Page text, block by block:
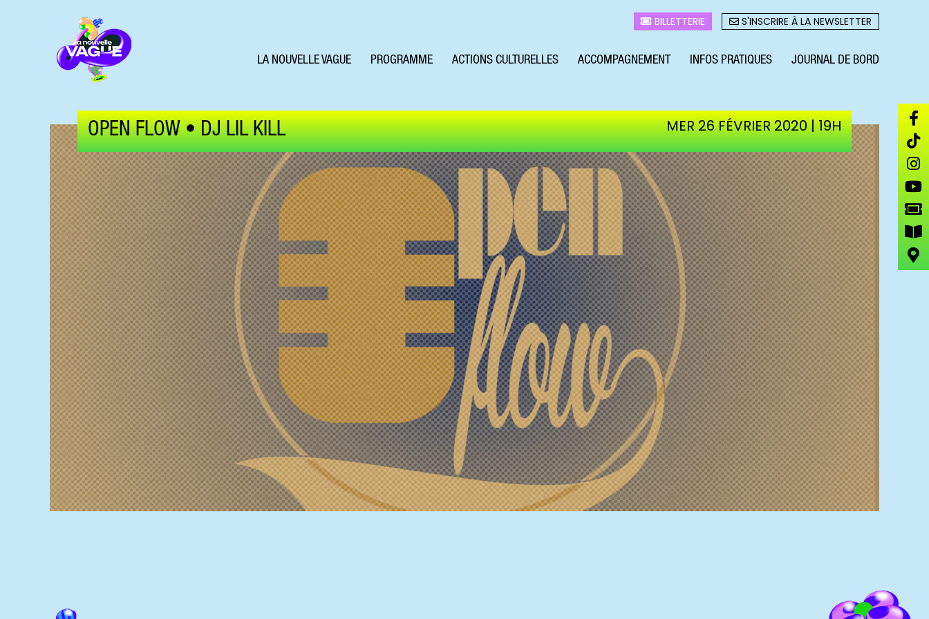
BILLETTERIE S'INSCRIRE À LA NEWSLETTER
LA NOUVELLE VAGUE PROGRAMME ACTIONS CULTURELLES ACCOMPAGNEMENT INFOS PRATIQUES JOURNAL DE BORD
OPEN FLOW • DJ LIL KILL MER 26 FÉVRIER 2020 | 19H